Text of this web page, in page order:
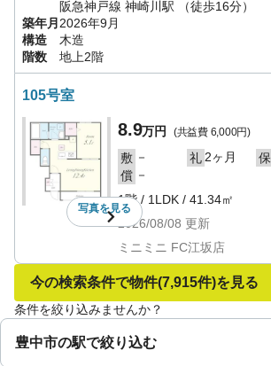
阪急神戸線 神崎川駅
（徒歩16分）
築年月 2026年9月
構造
木造
階数
地上2階
105号室
写真を見る
8.9万円 (共益費 6,000円)
敷 － 礼 2ヶ月 保
償 －
1階/ 1LDK / 41.34㎡
2026/08/08 更新
ミニミニ FC江坂店
今の検索条件で物件(7,915件)を見る
条件を絞り込みませんか？
豊中市の駅で絞り込む